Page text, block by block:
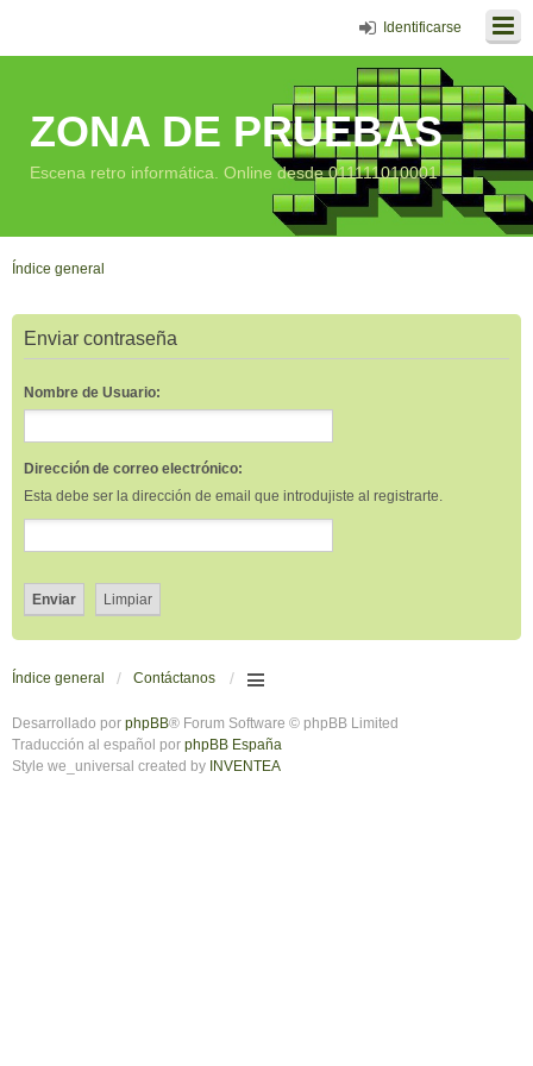
Identificarse
ZONA DE PRUEBAS
Escena retro informática. Online desde 011111010001
Índice general
Enviar contraseña
Nombre de Usuario:
Dirección de correo electrónico:
Esta debe ser la dirección de email que introdujiste al registrarte.
Índice general Contáctanos
Desarrollado por phpBB® Forum Software © phpBB Limited
Traducción al español por phpBB España
Style we_universal created by INVENTEA